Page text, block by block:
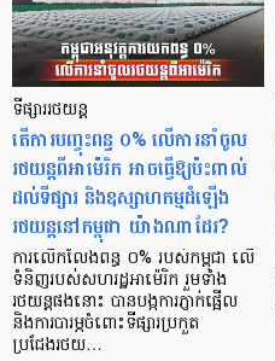
ទីផ្សាររថយន្ត
តើការបញ្ចុះពន្ធ ០% លើការនាំចូល
រថយន្តពីអាម៉េរិក អាចធ្វើឱ្យប៉ះពាល់
ដល់ទីផ្សារ និងឧស្សាហកម្មដំឡើង
រថយន្តនៅកម្ពុជា យ៉ាងណាដែរ?
ការលើកលែងពន្ធ ០% របស់កម្ពុជា លើ
ទំនិញរបស់សហរដ្ឋអាម៉េរិក រួមទាំង
រថយន្តផងនោះ បានបង្កការភ្ញាក់ផ្អើល
និងការបារម្ភចំពោះទីផ្សារប្រកួត
ប្រជែងរថយ…